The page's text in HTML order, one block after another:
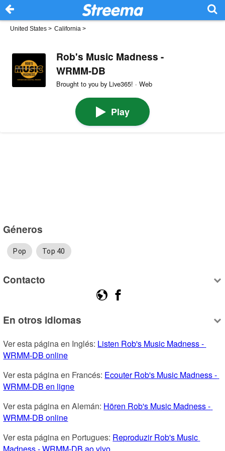
United States > California >
Rob's Music Madness -
WRMM-DB
Brought to you by Live365! · Web
Play
Géneros
Pop Top 40
Contacto
En otros idiomas
Ver esta página en Inglés: Listen Rob's Music Madness -
WRMM-DB online
Ver esta página en Francés: Ecouter Rob's Music Madness -
WRMM-DB en ligne
Ver esta página en Alemán: Hören Rob's Music Madness -
WRMM-DB online
Ver esta página en Portugues: Reproduzir Rob's Music
Madness - WRMM-DB ao vivo